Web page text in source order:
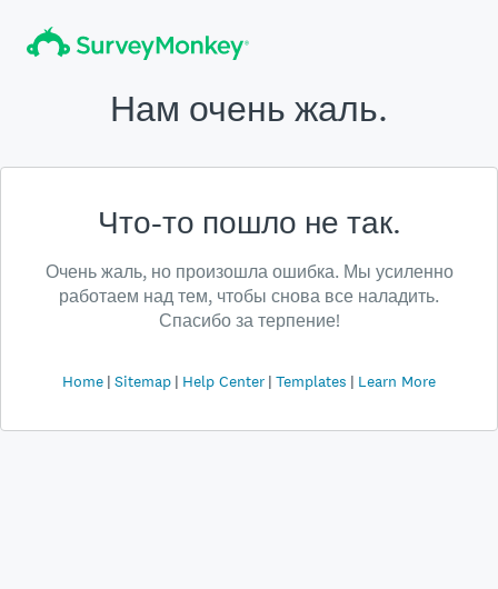
Нам очень жаль.
Что-то пошло не так.
Очень жаль, но произошла ошибка. Мы усиленно
работаем над тем, чтобы снова все наладить.
Спасибо за терпение!
Home Sitemap Help Center Templates Learn More